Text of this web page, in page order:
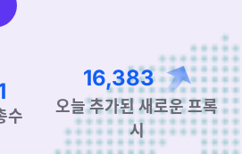
수
25,106
오늘 추가된 새로운 프록
시